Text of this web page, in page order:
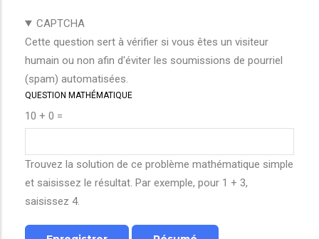
CAPTCHA
Cette question sert à vérifier si vous êtes un visiteur
humain ou non afin d'éviter les soumissions de pourriel
(spam) automatisées.
QUESTION MATHÉMATIQUE
10 + 0 =
Trouvez la solution de ce problème mathématique simple
et saisissez le résultat. Par exemple, pour 1 + 3,
saisissez 4.